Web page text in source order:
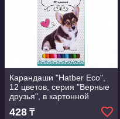
Карандаши "Hatber Eco",
12 цветов, серия "Верные
друзья", в картонной
упаковке
428 ₸